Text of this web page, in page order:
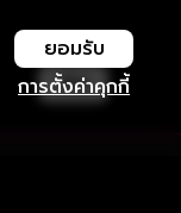
การตั้งค่าคุกกี้
ยอมรับ
เปิด